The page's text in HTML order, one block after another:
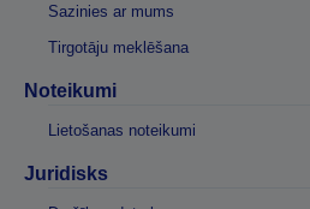
Sazinies ar mums
Tirgotāju meklēšana
Noteikumi
Lietošanas noteikumi
Juridisks